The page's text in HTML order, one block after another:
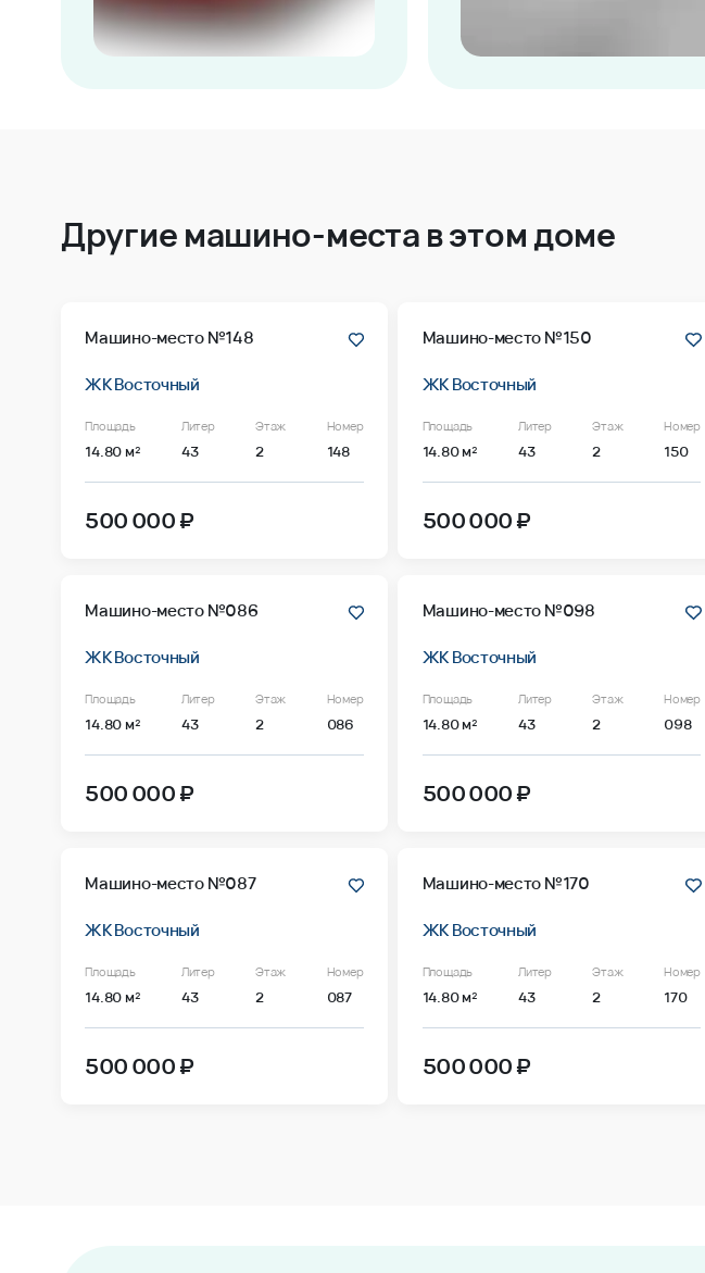
Другие машино-места в этом доме
Машино-место №148
ЖК Восточный
Площадь
14.80 м²
Литер
43
Этаж
2
Номер
148
500 000 ₽
Машино-место №150
ЖК Восточный
Площадь
14.80 м²
Литер
43
Этаж
2
Номер
150
500 000 ₽
Машино-место №086
ЖК Восточный
Площадь
14.80 м²
Литер
43
Этаж
2
Номер
086
500 000 ₽
Машино-место №098
ЖК Восточный
Площадь
14.80 м²
Литер
43
Этаж
2
Номер
098
500 000 ₽
Машино-место №087
ЖК Восточный
Площадь
14.80 м²
Литер
43
Этаж
2
Номер
087
500 000 ₽
Машино-место №170
ЖК Восточный
Площадь
14.80 м²
Литер
43
Этаж
2
Номер
170
500 000 ₽